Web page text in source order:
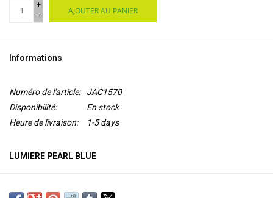
+
-
AJOUTER AU PANIER
Informations
Numéro de l'article:
JAC1570
Disponibilité:
En stock
Heure de livraison:
1-5 days
LUMIERE PEARL BLUE
d'eauavec un pigment demica